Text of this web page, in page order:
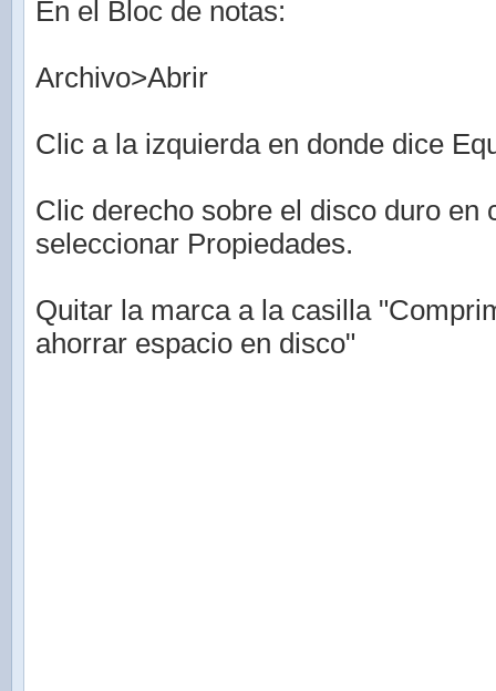
En el Bloc de notas:
Archivo>Abrir
Clic a la izquierda en donde dice
Clic derecho sobre el disco duro en
seleccionar Propiedades.
Quitar la marca a la casilla
ahorrar espacio en disco"